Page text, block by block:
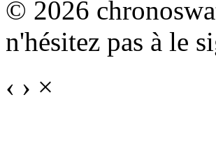
© 2026
n'hésitez pas à le
‹ › ×